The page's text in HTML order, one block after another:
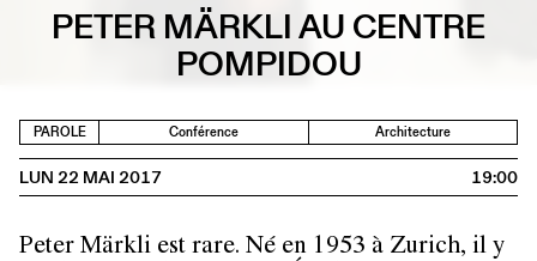
PETER MÄRKLI AU CENTRE
POMPIDOU
PAROLE Conférence Architecture
LUN 22 MAI 2017 19:00
Peter Märkli est rare. Né en 1953 à Zurich, il y